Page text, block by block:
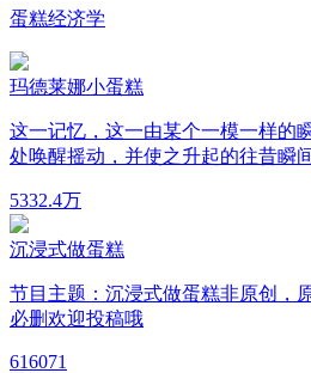
蛋糕经济学
玛德莱娜小蛋糕
这一记忆，这一由某个一模一样的
处唤醒摇动，并使之升起的往昔瞬
5332.4万
沉浸式做蛋糕
节目主题：沉浸式做蛋糕非原创，
必删欢迎投稿哦
616071